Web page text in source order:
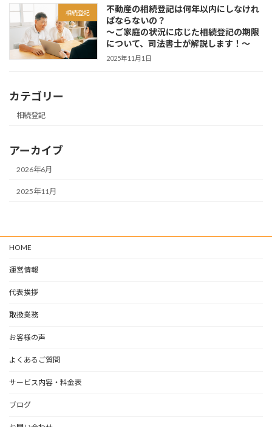
相続登記
不動産の相続登記は何年以内にしなけれ
ばならないの？
～ご家庭の状況に応じた相続登記の期限
について、司法書士が解説します！～
2025年11月1日
カテゴリー
相続登記
アーカイブ
2026年6月
2025年11月
HOME
運営情報
代表挨拶
取扱業務
お客様の声
よくあるご質問
サービス内容・料金表
ブログ